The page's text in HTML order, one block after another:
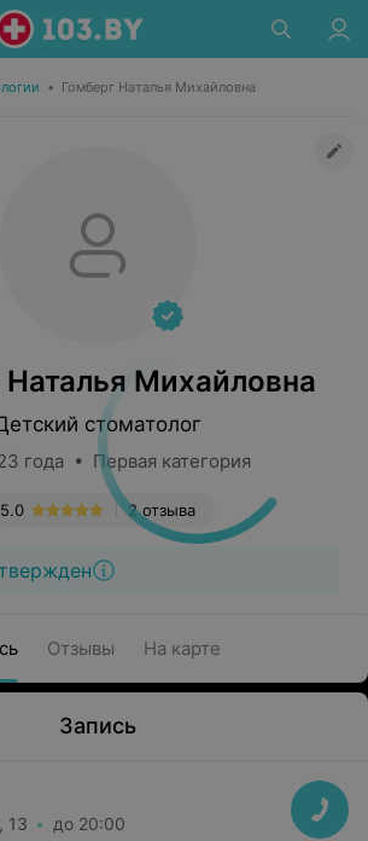
• Гомберг Наталья Михайловна
Наталья Михайловна
стоматолог
года • Первая категория
2 отзыва
5.0
Отзывы На карте
Запись
13 до 20:00